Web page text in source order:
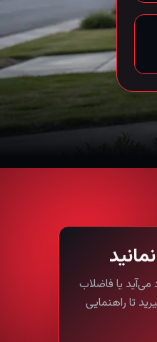
یا فاضلاب
تا راهنمایی